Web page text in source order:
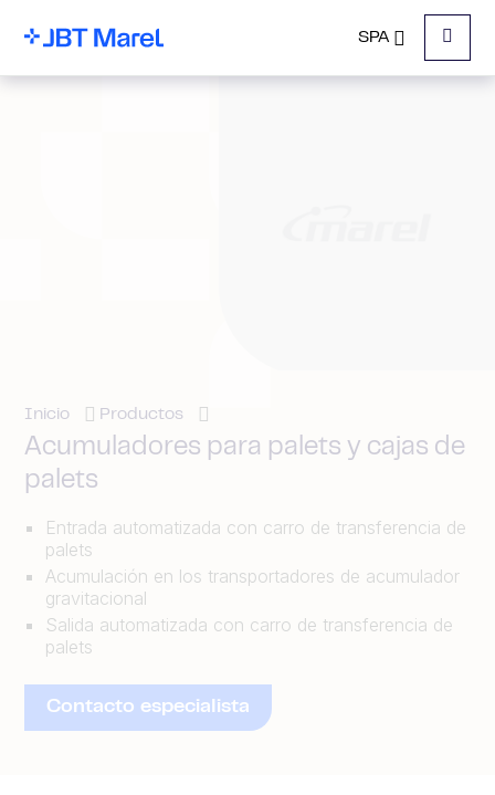
SPA
Menu
Inicio Productos
Acumuladores para palets y cajas de
palets
Entrada automatizada con carro de transferencia de
palets
Acumulación en los transportadores de acumulador
gravitacional
Salida automatizada con carro de transferencia de
palets
Contacto especialista